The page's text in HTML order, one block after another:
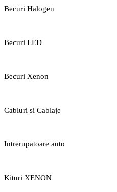
Becuri Halogen
Becuri LED
Becuri Xenon
Cabluri si Cablaje
Intrerupatoare auto
Kituri XENON